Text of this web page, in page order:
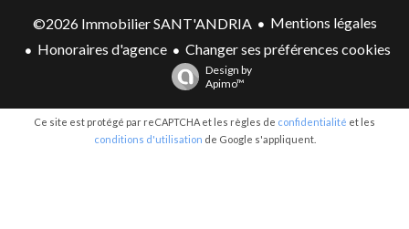
©2026 Immobilier SANT'ANDRIA
Mentions légales
Honoraires d'agence
Changer ses préférences cookies
Design by
Apimo™
Ce site est protégé par reCAPTCHA et les règles de confidentialité et les
conditions d'utilisation de Google s'appliquent.